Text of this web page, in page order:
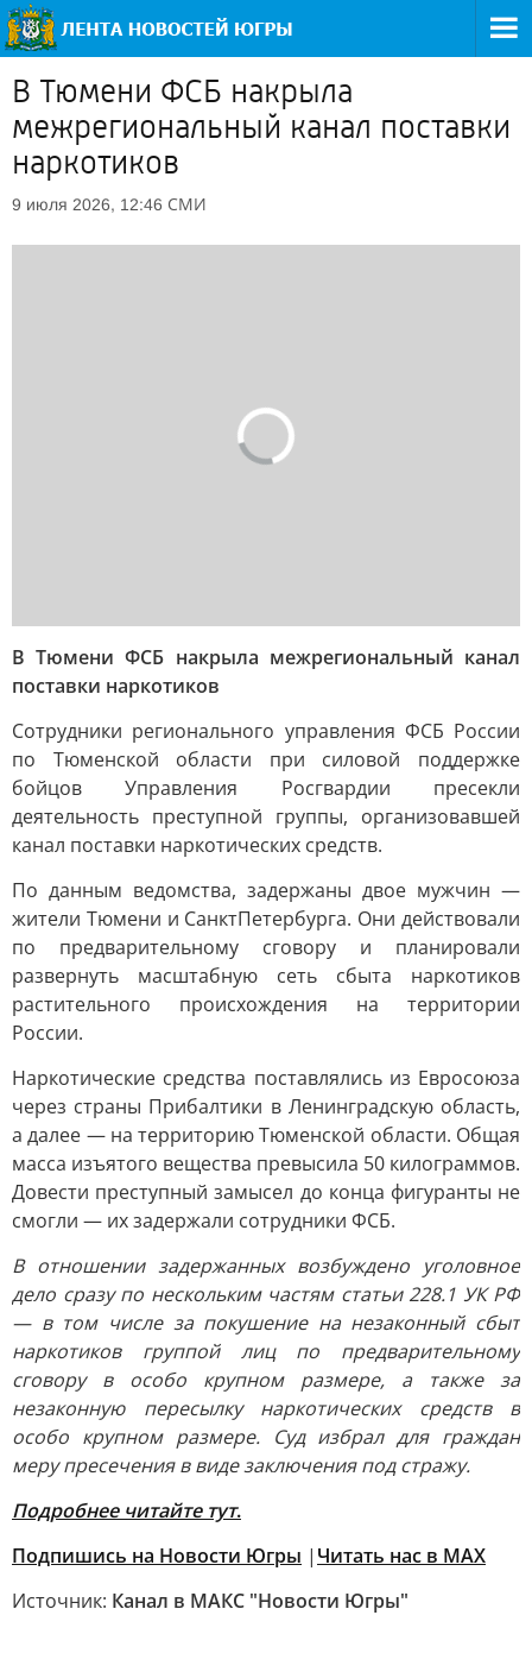
В Тюмени ФСБ накрыла
межрегиональный канал поставки
наркотиков
9 июля 2026, 12:46 СМИ
В Тюмени ФСБ накрыла межрегиональный канал
поставки наркотиков
Сотрудники регионального управления ФСБ России
по Тюменской области при силовой поддержке
бойцов Управления Росгвардии пресекли
деятельность преступной группы, организовавшей
канал поставки наркотических средств.
По данным ведомства, задержаны двое мужчин —
жители Тюмени и СанктПетербурга. Они действовали
по предварительному сговору и планировали
развернуть масштабную сеть сбыта наркотиков
растительного происхождения на территории
России.
Наркотические средства поставлялись из Евросоюза
через страны Прибалтики в Ленинградскую область,
а далее — на территорию Тюменской области. Общая
масса изъятого вещества превысила 50 килограммов.
Довести преступный замысел до конца фигуранты не
смогли — их задержали сотрудники ФСБ.
В отношении задержанных возбуждено уголовное
дело сразу по нескольким частям статьи 228.1 УК РФ
— в том числе за покушение на незаконный сбыт
наркотиков группой лиц по предварительному
сговору в особо крупном размере, а также за
незаконную пересылку наркотических средств в
особо крупном размере. Суд избрал для граждан
меру пресечения в виде заключения под стражу.
Подробнее читайте тут.
Подпишись на Новости Югры | Читать нас в MAX
Источник: Канал в МАКС "Новости Югры"